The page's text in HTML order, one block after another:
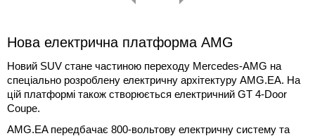
Нова електрична платформа AMG
Новий SUV стане частиною переходу Mercedes-AMG на
спеціально розроблену електричну архітектуру AMG.EA. На
цій платформі також створюється електричний GT 4-Door
Coupe.
AMG.EA передбачає 800-вольтову електричну систему та